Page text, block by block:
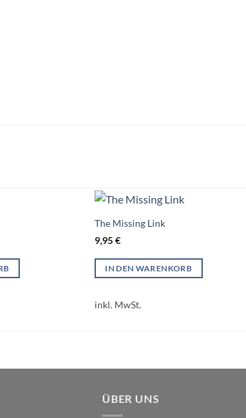
The Missing Link
9,95€
IN DEN WARENKORB
inkl. MwSt.
ÜBER UNS